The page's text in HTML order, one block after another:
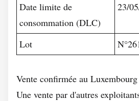
Date limite de
consommation (DLC)
23/
Lot
Vente confirmée au
Une vente par d'autres